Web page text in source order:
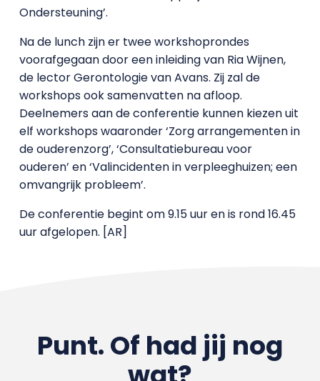
Ondersteuning’.
Na de lunch zijn er twee workshoprondes
voorafgegaan door een inleiding van Ria Wijnen,
de lector Gerontologie van Avans. Zij zal de
workshops ook samenvatten na afloop.
Deelnemers aan de conferentie kunnen kiezen uit
elf workshops waaronder ‘Zorg arrangementen in
de ouderenzorg’, ‘Consultatiebureau voor
ouderen’ en ‘Valincidenten in verpleeghuizen; een
omvangrijk probleem’.
De conferentie begint om 9.15 uur en is rond 16.45
uur afgelopen. [AR]
Punt. Of had jij nog